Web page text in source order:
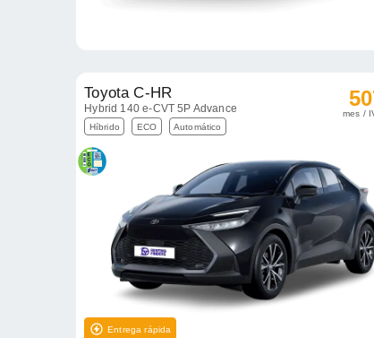
Toyota C-HR
Hybrid 140 e-CVT 5P Advance
Híbrido ECO Automático
mes /
Entrega rápida